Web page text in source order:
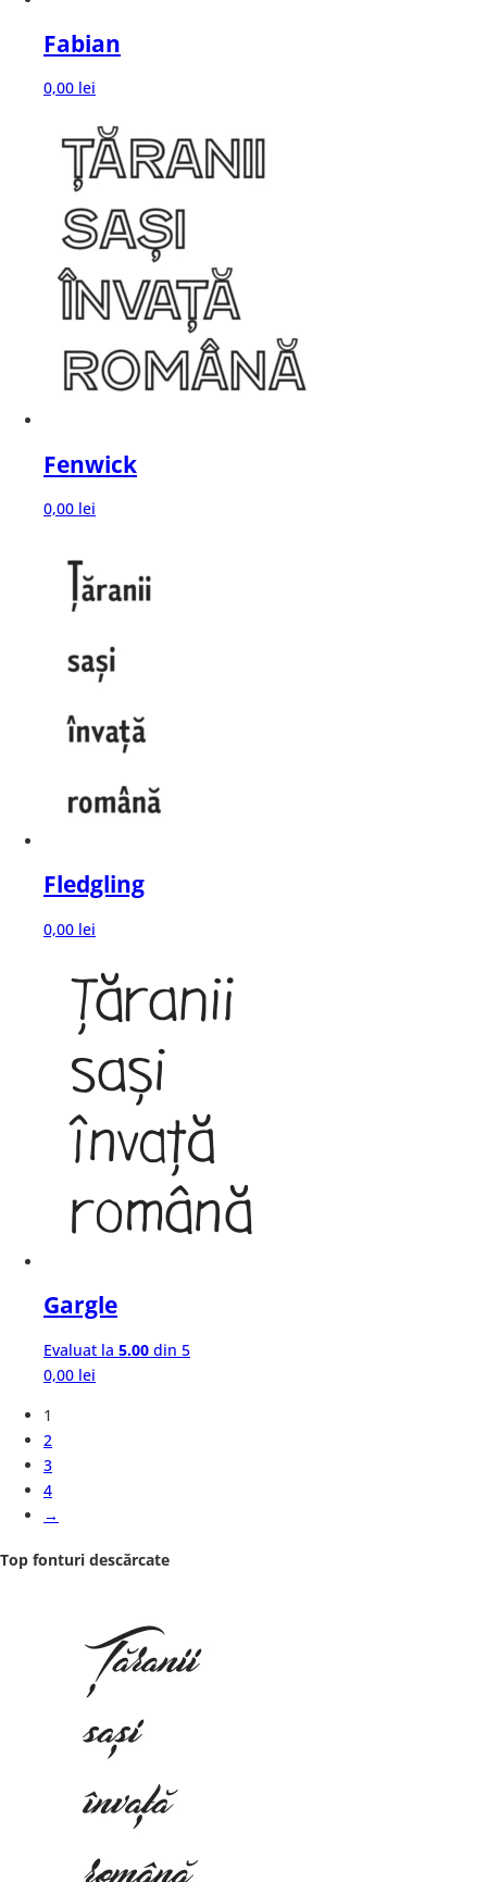
Fabian
0,00 lei
Fenwick
0,00 lei
Fledgling
0,00 lei
Gargle
Evaluat la 5.00 din 5
0,00 lei
1
2
3
4
→
Top fonturi descărcate